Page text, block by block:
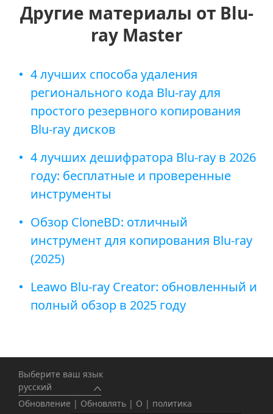
Другие материалы от Blu-
ray Master
4 лучших способа удаления
регионального кода Blu-ray для
простого резервного копирования
Blu-ray дисков
4 лучших дешифратора Blu-ray в 2026
году: бесплатные и проверенные
инструменты
Обзор CloneBD: отличный
инструмент для копирования Blu-ray
(2025)
Leawo Blu-ray Creator: обновленный и
полный обзор в 2025 году
Обновление | Обновлять | О | политика
Выберите ваш язык
русский